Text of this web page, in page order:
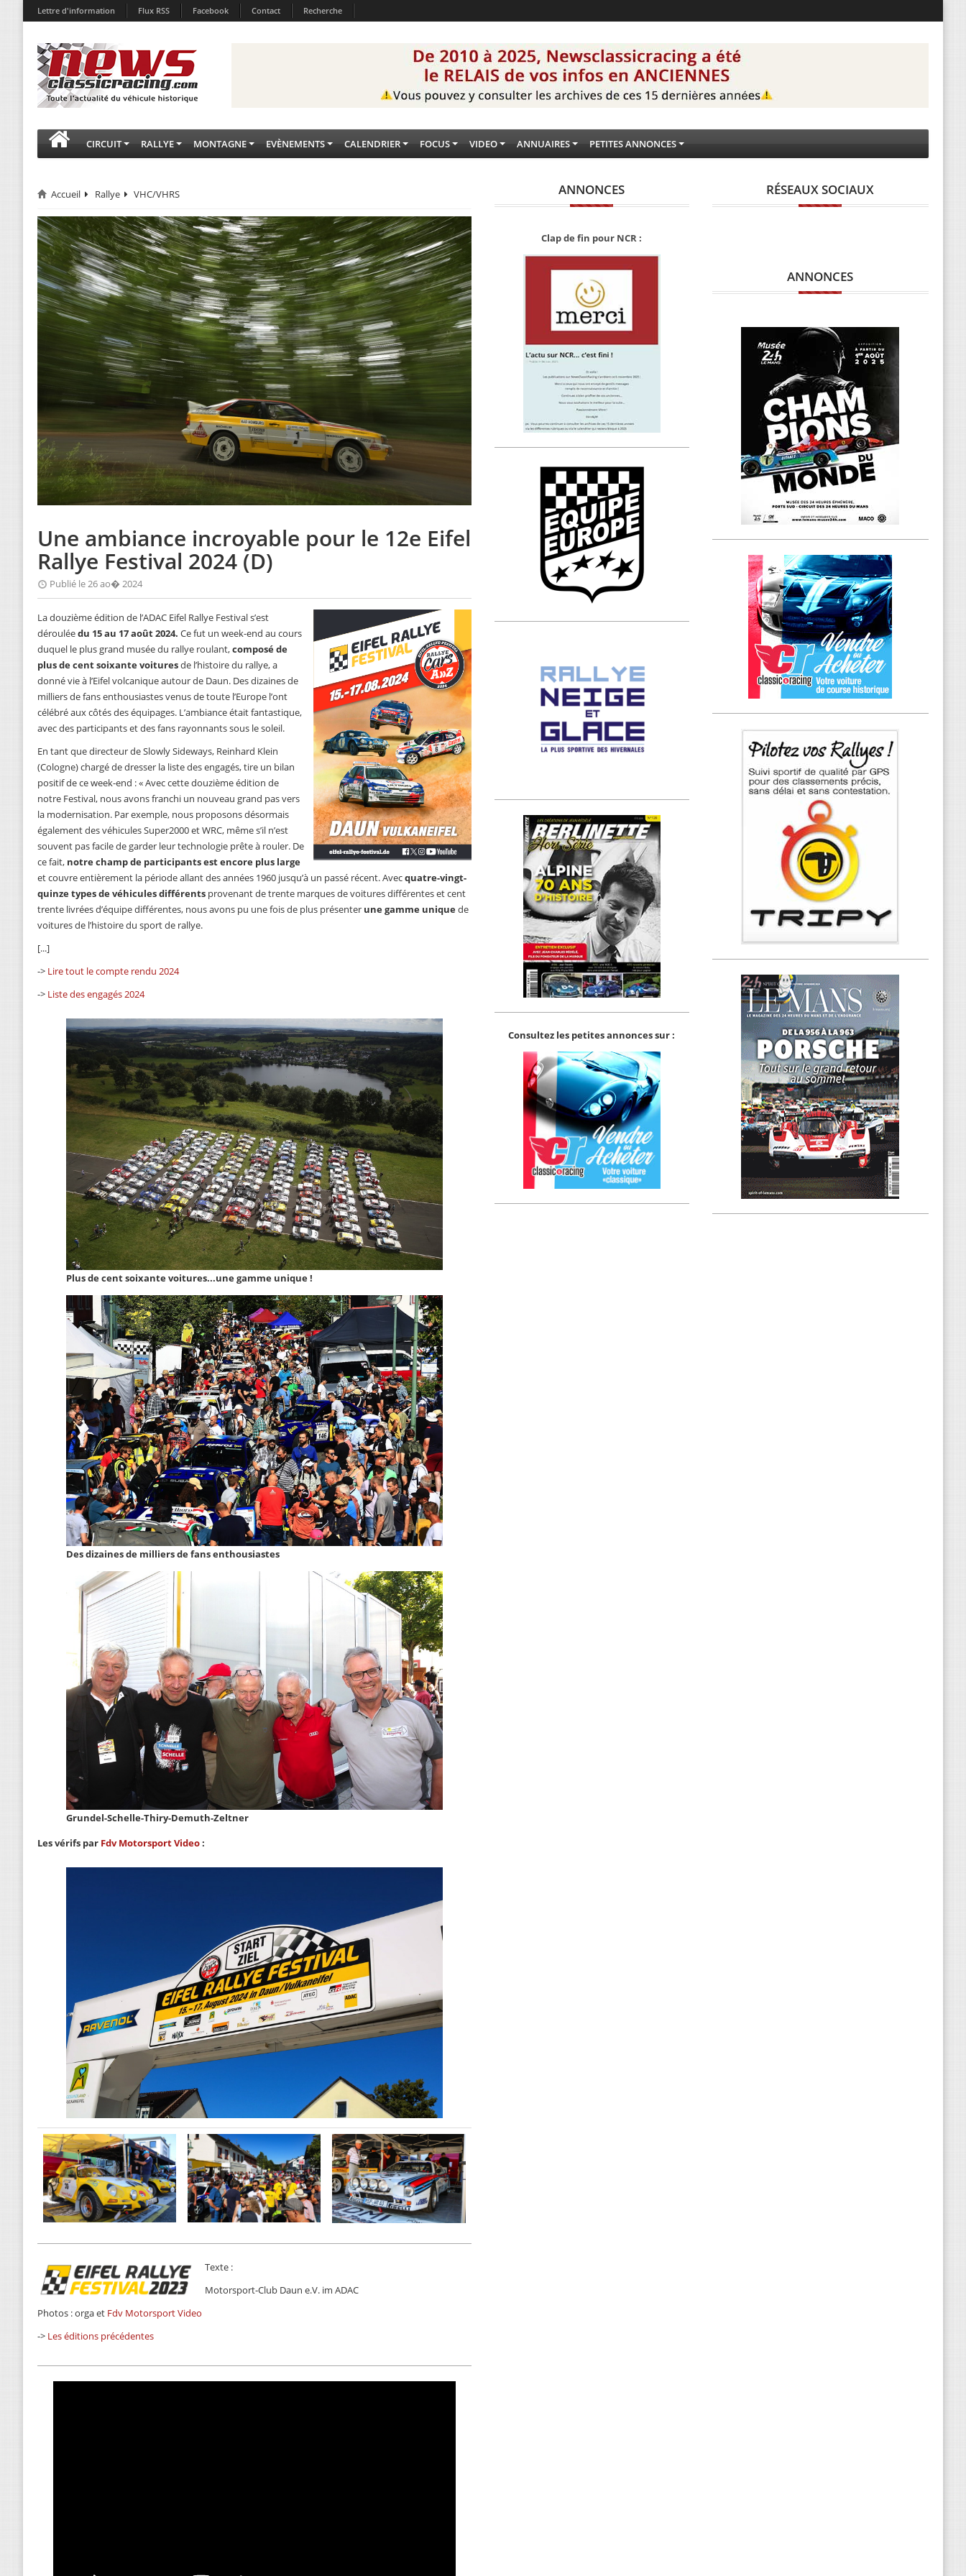
Lettre d'information Flux RSS Facebook Contact Recherche
CIRCUIT RALLYE MONTAGNE EVÈNEMENTS CALENDRIER FOCUS VIDEO ANNUAIRES PETITES ANNONCES
Accueil Rallye VHC/VHRS
Une ambiance incroyable pour le 12e Eifel
Rallye Festival 2024 (D)
Publié le 26 ao� 2024
La douzième édition de l’ADAC Eifel Rallye Festival s’est
dérouléedu 15 au 17 août 2024. Ce fut un week-end au cours
duquel le plus grand musée du rallye roulant,composé de
plus de cent soixante voituresde l’histoire du rallye, a
donné vie à l’Eifel volcanique autour de Daun. Des dizaines de
milliers de fans enthousiastes venus de toute l’Europe l’ont
célébré aux côtés des équipages. L’ambiance était fantastique,
avec des participants et des fans rayonnants sous le soleil.
En tant que directeur de Slowly Sideways, Reinhard Klein
(Cologne) chargé de dresser la liste des engagés, tire un bilan
positif de ce week-end : « Avec cette douzième édition de
notre Festival, nous avons franchi un nouveau grand pas vers
la modernisation. Par exemple, nous proposons désormais
également des véhicules Super2000 et WRC, même s’il n’est
souvent pas facile de garder leur technologie prête à rouler. De
ce fait, notre champ de participants est encore plus large
et couvre entièrement la période allant des années 1960 jusqu’à un passé récent. Avecquatre-vingt-
quinze types de véhicules différents provenant de trente marques de voitures différentes et cent
trente livrées d’équipe différentes, nous avons pu une fois de plus présenter une gamme uniquede
voitures de l’histoire du sport de rallye.
[...]
-> Lire tout le compte rendu 2024
-> Liste des engagés 2024
Plus de cent soixante voitures...une gamme unique !
Des dizaines de milliers de fans enthousiastes
Grundel-Schelle-Thiry-Demuth-Zeltner
Les vérifs par Fdv Motorsport Video:
Texte :
Motorsport-Club Daun e.V. im ADAC
Photos : orga et Fdv Motorsport Video
-> Les éditions précédentes
ANNONCES
Clap de fin pour NCR :
Consultez les petites annonces sur :
RÉSEAUX SOCIAUX
ANNONCES